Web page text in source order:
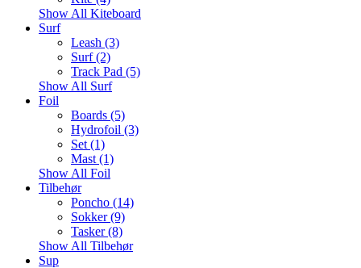
Show All Kiteboard
Surf
Leash (3)
Surf (2)
Track Pad (5)
Show All Surf
Foil
Boards (5)
Hydrofoil (3)
Set (1)
Mast (1)
Show All Foil
Tilbehør
Poncho (14)
Sokker (9)
Tasker (8)
Show All Tilbehør
Sup